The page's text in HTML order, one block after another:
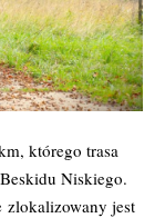
którego trasa
Niskiego.
zlokalizowany jest